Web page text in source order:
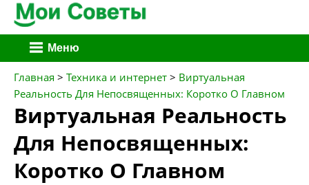
Перейти
к
содержимому
Меню
Главная > Техника и интернет > Виртуальная
Реальность Для Непосвященных: Коротко О Главном
Виртуальная Реальность
Для Непосвященных:
Коротко О Главном